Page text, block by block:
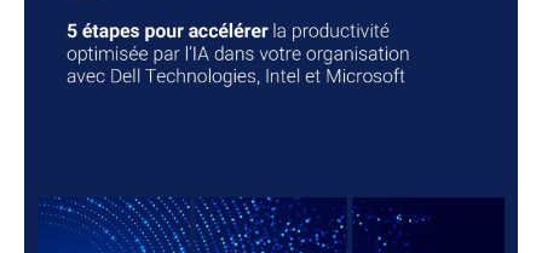
Dell
Technologies,